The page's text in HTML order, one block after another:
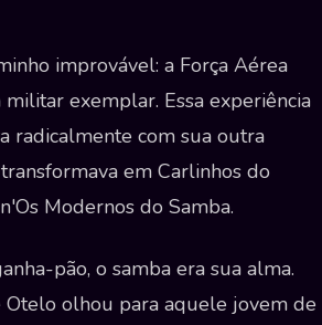
improvável: a Força Aérea
exemplar. Essa experiência
radicalmente com sua outra
em Carlinhos do
Modernos do Samba.
pão, o samba era sua alma.
olhou para aquele jovem de